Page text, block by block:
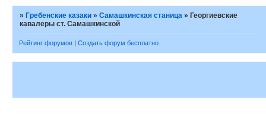
» Гребенские казаки »Самашкинская станица » Георгиевские
кавалеры ст. Самашкинской
Рейтинг форумов | Создать форум бесплатно